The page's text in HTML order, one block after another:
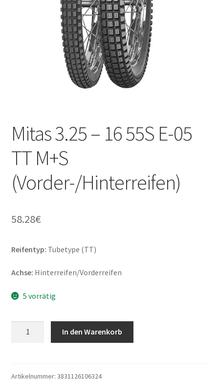
Mitas 3.25 – 16 55S E-05
TT M+S
(Vorder-/Hinterreifen)
58.28€
Reifentyp: Tubetype (TT)
Achse: Hinterreifen/Vorderreifen
5 vorrätig
55S
In den Warenkorb
Artikelnummer: 3831126106324